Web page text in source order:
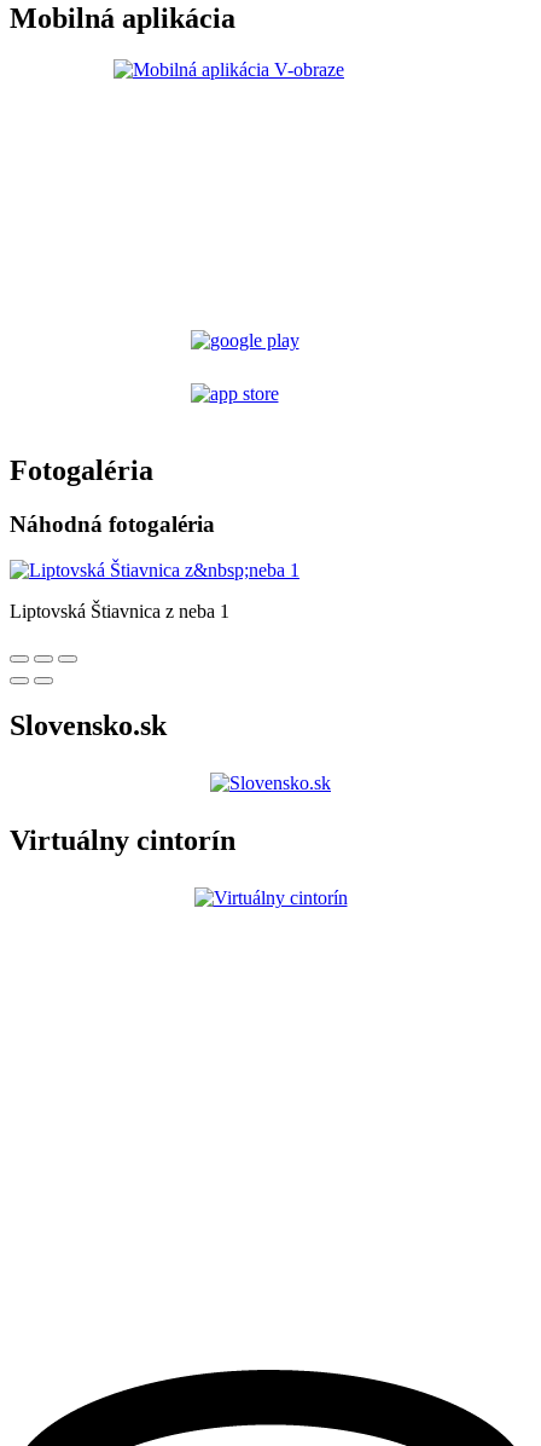
Mobilná aplikácia
Fotogaléria
Náhodná fotogaléria
Liptovská Štiavnica z neba 1
Slovensko.sk
Virtuálny cintorín